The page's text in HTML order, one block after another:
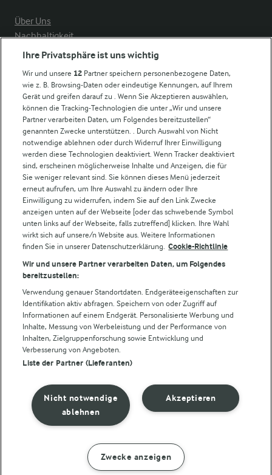
ZUBEREITUNG ZUTATEN
Über Uns
Nachhaltigkeit
Compliance
Arla in anderen Ländern
Weitere Arla Websites
Castello
Lurpak
Arla Pro
Für unsere Landwirt:innen
Folge uns!
Cookie Wahl wieder öffnen
Datenschutzbestimmungen
Ihre Privatsphäre ist uns wichtig
Wir und unsere 12 Partner speichern personenbezogene Daten,
wie z. B. Browsing-Daten oder eindeutige Kennungen, auf Ihrem
Gerät und greifen darauf zu . Wenn Sie Akzeptieren auswählen,
können die Tracking-Technologien die unter „Wir und unsere
Partner verarbeiten Daten, um Folgendes bereitzustellen“
genannten Zwecke unterstützen. . Durch Auswahl von Nicht
notwendige ablehnen oder durch Widerruf Ihrer Einwilligung
werden diese Technologien deaktiviert. Wenn Tracker deaktiviert
sind, erscheinen möglicherweise Inhalte und Anzeigen, die für
Sie weniger relevant sind. Sie können dieses Menü jederzeit
erneut aufrufen, um Ihre Auswahl zu ändern oder Ihre
Einwilligung zu widerrufen, indem Sie auf den Link Zwecke
anzeigen unten auf der Webseite [oder das schwebende Symbol
unten links auf der Webseite, falls zutreffend] klicken. Ihre Wahl
wirkt sich auf unsere/n Website aus. Weitere Informationen
finden Sie in unserer Datenschutzerklärung. Cookie-Richtlinie
Wir und unsere Partner verarbeiten Daten, um Folgendes
bereitzustellen:
Verwendung genauer Standortdaten. Endgeräteeigenschaften zur
Identifikation aktiv abfragen. Speichern von oder Zugriff auf
Informationen auf einem Endgerät. Personalisierte Werbung und
Inhalte, Messung von Werbeleistung und der Performance von
Inhalten, Zielgruppenforschung sowie Entwicklung und
Verbesserung von Angeboten.
Liste der Partner (Lieferanten)
Akzeptieren
Nicht notwendige
ablehnen
Zwecke anzeigen